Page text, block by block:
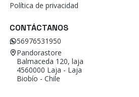
Política de privacidad
CONTÁCTANOS
56976531950
Pandorastore
Balmaceda 120, laja
4560000 Laja - Laja
Biobío - Chile